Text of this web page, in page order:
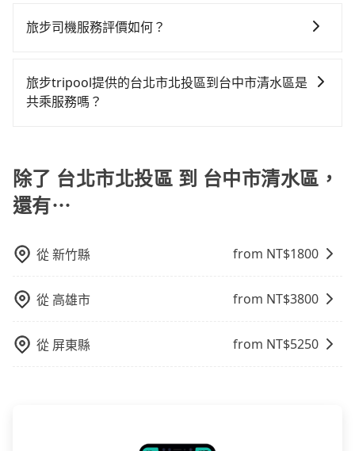
凹的車門仍未被修理，每一次租車都好像在開樂透一
車位，對於急著用車或者要載其他乘客的人來說就有不
小的風險。最後，雖然路邊隨租隨還看似方便，但實際
險。最好辨別叫的車是否合法，就看車牌的開頭，只要
一次使用tripool的會擔心價格比市價便宜不少，是不是
淘汰顧客評分較低的司機，且車輛均要求5年內新車，司
機也絕對不會在車內吸煙，於新冠肺炎期間也絕對全程
在成本的控制，更是在傳統旺季（年假、端午、中秋、
雙十等）能用更少的司機來服務更多的旅客，意味著使
用到不熟悉的司機或者轉單給其他車行的情況比同行更
站上的價格是動態的，一般來說越早預訂價格越優，且
要從台北市北投區去台中市清水區，請儘早下訂以把握
最划算的價格。
旅步司機服務評價如何？
機非常高的評價，認為他們非常專業且親切！讓他們的
旅程更加順暢和舒適。」
旅步tripool提供的台北市北投區到台中市清水區是
共乘服務嗎？
了司機以外，從上車到下車期間，都不會再有其他陌生
人出現。如選擇共乘服務，則會依照其他共乘乘客做彈
性調度安排，路線上會盡可能以順路為優先，載客數也
除了 台北市北投區 到 台中市清水區，
還有⋯
從新竹縣 from NT$1800
從 高雄市 from NT$3800
從 屏東縣 from NT$5250